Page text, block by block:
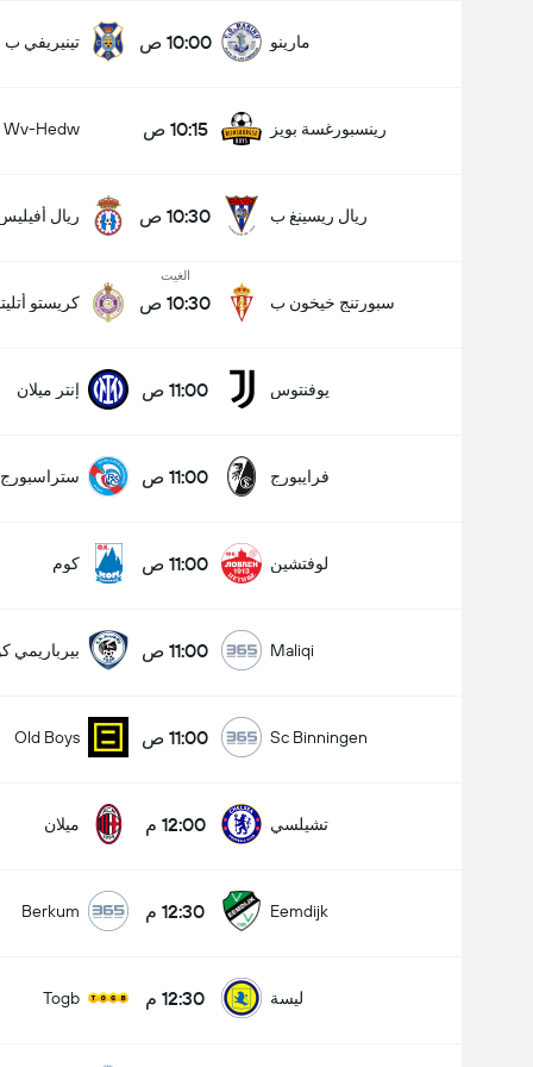
مارينو 10:00 ص تينيريفي ب
رينسبورغسة بويز 10:15 ص Wv-Hedw
ريال ريسينغ ب 10:30 ص ريال
سبورتنج خيخون ب
الغيت
10:30 ص كريستو
يوفنتوس 11:00 ص إنتر ميلان
فرايبورج 11:00 ص ستراسبورج
لوفتشين 11:00 ص كوم
Maliqi 11:00 ص بيرباريمي
Sc Binningen 11:00 ص Old Boys
تشيلسي 12:00 م ميلان
Eemdijk 12:30 م Berkum
ليسة 12:30 م Togb